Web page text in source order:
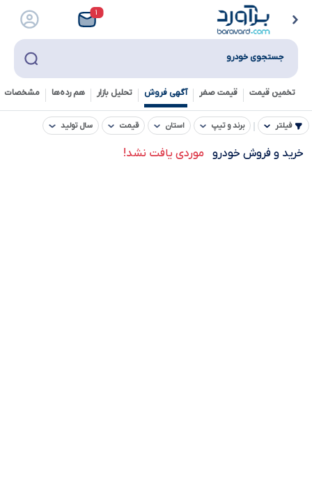
۱
جستجوی خودرو
تخمین قیمت قیمت صفر آگهی فروش تحلیل بازار هم رده‌ها‌ مشخصات
فیلتر برند و تیپ استان قیمت سال تولید
خرید و فروش خودرو موردی یافت نشد!